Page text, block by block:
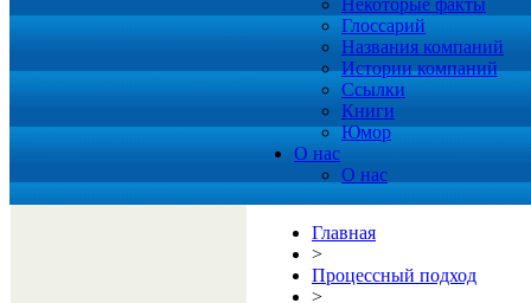
Некоторые факты
Глоссарий
Названия компаний
Истории компаний
Ссылки
Книги
Юмор
О нас
О нас
Главная
>
Процессный подход
>